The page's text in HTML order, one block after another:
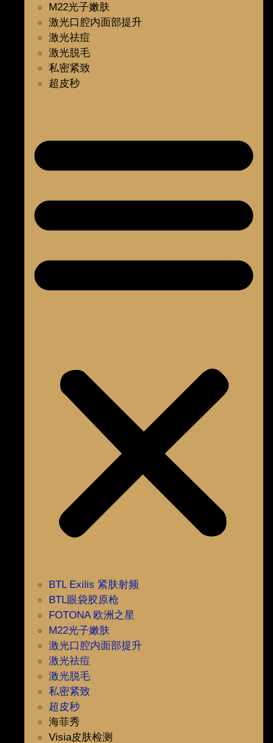
M22光子嫩肤
激光口腔内面部提升
激光祛痘
激光脱毛
私密紧致
超皮秒
BTL Exilis 紧肤射频
BTL眼袋胶原枪
FOTONA 欧洲之星
M22光子嫩肤
激光口腔内面部提升
激光祛痘
激光脱毛
私密紧致
超皮秒
海菲秀
Visia皮肤检测